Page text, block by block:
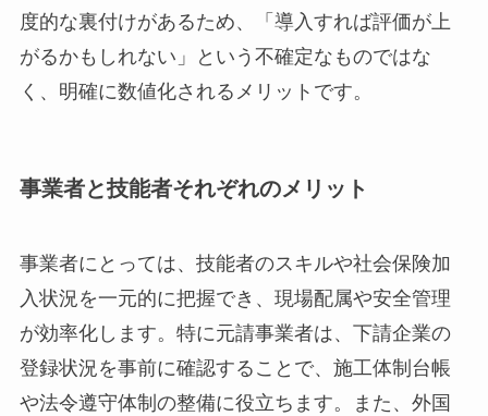
度的な裏付けがあるため、「導入すれば評価が上
がるかもしれない」という不確定なものではな
く、明確に数値化されるメリットです。
事業者と技能者それぞれのメリット
事業者にとっては、技能者のスキルや社会保険加
入状況を一元的に把握でき、現場配属や安全管理
が効率化します。特に元請事業者は、下請企業の
登録状況を事前に確認することで、施工体制台帳
や法令遵守体制の整備に役立ちます。また、外国